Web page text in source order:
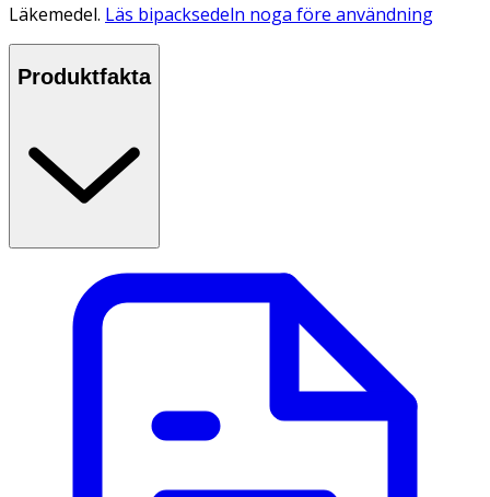
Läkemedel. Läs bipacksedeln noga före användning
Produktfakta